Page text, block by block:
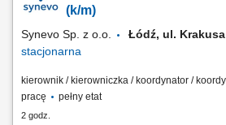
zespołu pracowników medycznych oraz
(k/m)
Synevo Sp. z o.o. Łódź, ul.
stacjonarna
kierownik / kierowniczka / koordynator /
pracę
pełny etat
2 godz.